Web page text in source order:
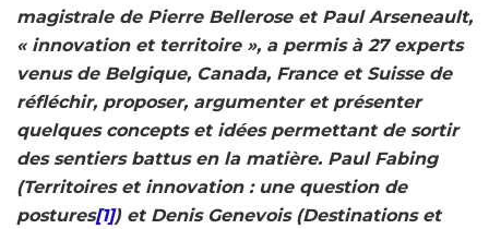
magistrale de Pierre Bellerose et Paul Arseneault,
« innovation et territoire », a permis à 27 experts
venus de Belgique, Canada, France et Suisse de
réfléchir, proposer, argumenter et présenter
quelques concepts et idées permettant de sortir
des sentiers battus en la matière. Paul Fabing
(Territoires et innovation : une question de
postures[1]) et Denis Genevois (Destinations et